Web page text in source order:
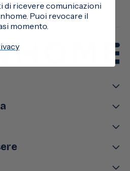
di ricevere comunicazioni
Puoi revocare il
momento.